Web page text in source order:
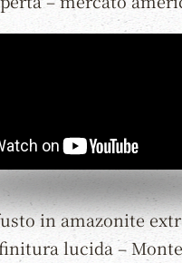
in amazonite
lucida –